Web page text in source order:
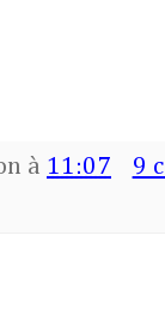
à 11:07
9